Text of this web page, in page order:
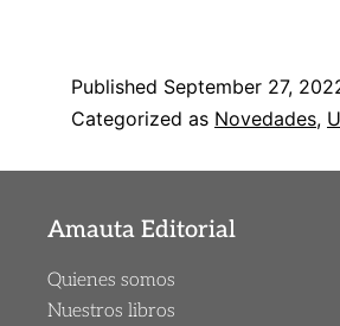
Published September 27,
Categorized as Novedades,
Amauta Editorial
Quienes somos
Nuestros libros